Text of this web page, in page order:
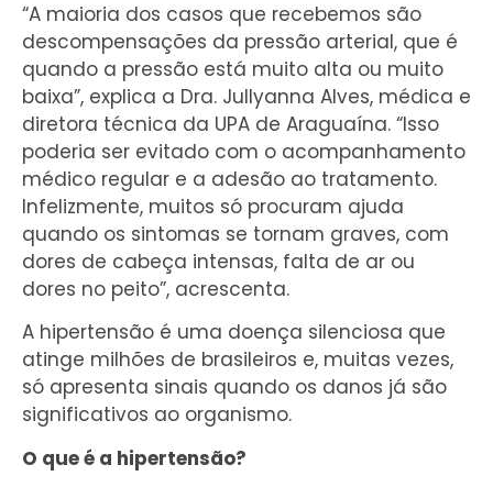
“A maioria dos casos que recebemos são
descompensações da pressão arterial, que é
quando a pressão está muito alta ou muito
baixa”, explica a Dra. Jullyanna Alves, médica e
diretora técnica da UPA de Araguaína. “Isso
poderia ser evitado com o acompanhamento
médico regular e a adesão ao tratamento.
Infelizmente, muitos só procuram ajuda
quando os sintomas se tornam graves, com
dores de cabeça intensas, falta de ar ou
dores no peito”, acrescenta.
A hipertensão é uma doença silenciosa que
atinge milhões de brasileiros e, muitas vezes,
só apresenta sinais quando os danos já são
significativos ao organismo.
O que é a hipertensão?